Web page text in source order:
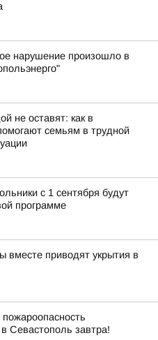
нарушение произошло в
не оставят: как в
семьям в трудной
с 1 сентября будут
программе
вместе приводят укрытия в
Севастополь завтра!